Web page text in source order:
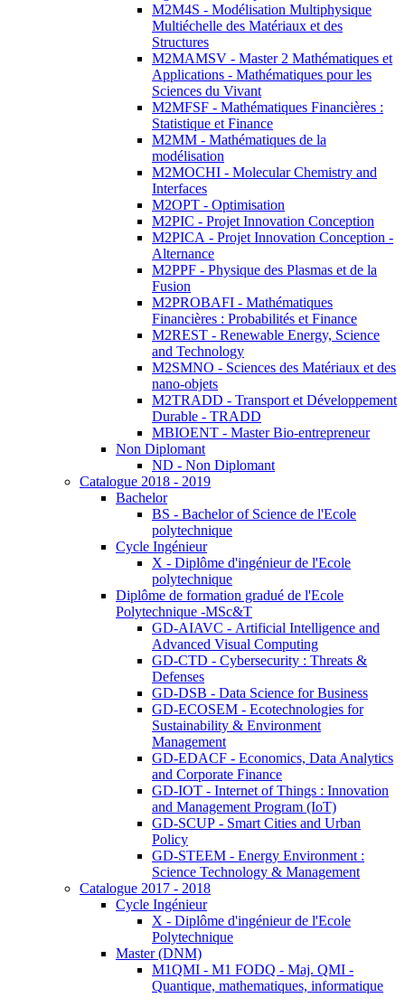
M2M4S - Modélisation Multiphysique
Multiéchelle des Matériaux et des
Structures
M2MAMSV - Master 2 Mathématiques et
Applications - Mathématiques pour les
Sciences du Vivant
M2MFSF - Mathématiques Financières :
Statistique et Finance
M2MM - Mathématiques de la
modélisation
M2MOCHI - Molecular Chemistry and
Interfaces
M2OPT - Optimisation
M2PIC - Projet Innovation Conception
M2PICA - Projet Innovation Conception -
Alternance
M2PPF - Physique des Plasmas et de la
Fusion
M2PROBAFI - Mathématiques
Financières : Probabilités et Finance
M2REST - Renewable Energy, Science
and Technology
M2SMNO - Sciences des Matériaux et des
nano-objets
M2TRADD - Transport et Développement
Durable - TRADD
MBIOENT - Master Bio-entrepreneur
Non Diplomant
ND - Non Diplomant
Catalogue 2018 - 2019
Bachelor
BS - Bachelor of Science de l'Ecole
polytechnique
Cycle Ingénieur
X - Diplôme d'ingénieur de l'Ecole
polytechnique
Diplôme de formation gradué de l'Ecole
Polytechnique -MSc&T
GD-AIAVC - Artificial Intelligence and
Advanced Visual Computing
GD-CTD - Cybersecurity : Threats &
Defenses
GD-DSB - Data Science for Business
GD-ECOSEM - Ecotechnologies for
Sustainability & Environment
Management
GD-EDACF - Economics, Data Analytics
and Corporate Finance
GD-IOT - Internet of Things : Innovation
and Management Program (IoT)
GD-SCUP - Smart Cities and Urban
Policy
GD-STEEM - Energy Environment :
Science Technology & Management
Catalogue 2017 - 2018
Cycle Ingénieur
X - Diplôme d'ingénieur de l'Ecole
Polytechnique
Master (DNM)
M1QMI - M1 FODQ - Maj. QMI -
Quantique, mathematiques, informatique